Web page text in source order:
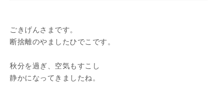
ごきげんさまです。
断捨離のやましたひでこです。
秋分を過ぎ、空気もすこし
静かになってきましたね。